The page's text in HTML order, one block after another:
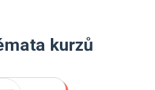
kurzů